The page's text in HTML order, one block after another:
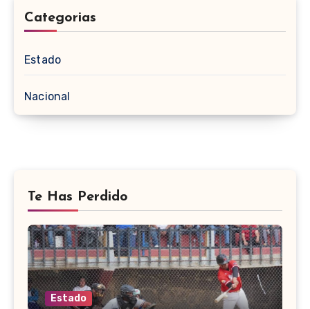
Categorias
Estado
Nacional
Te Has Perdido
Estado